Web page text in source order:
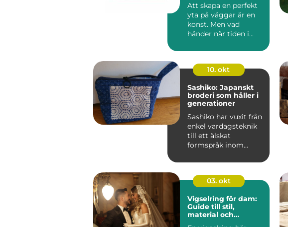
Att skapa en perfekt
yta på väggar är en
konst. Men vad
händer när tiden i...
10. okt
Sashiko: Japanskt
broderi som håller i
generationer
Sashiko har vuxit från
enkel vardagsteknik
till ett älskat
formspråk inom
03. okt
Vigselring för dam:
Guide till stil,
material och